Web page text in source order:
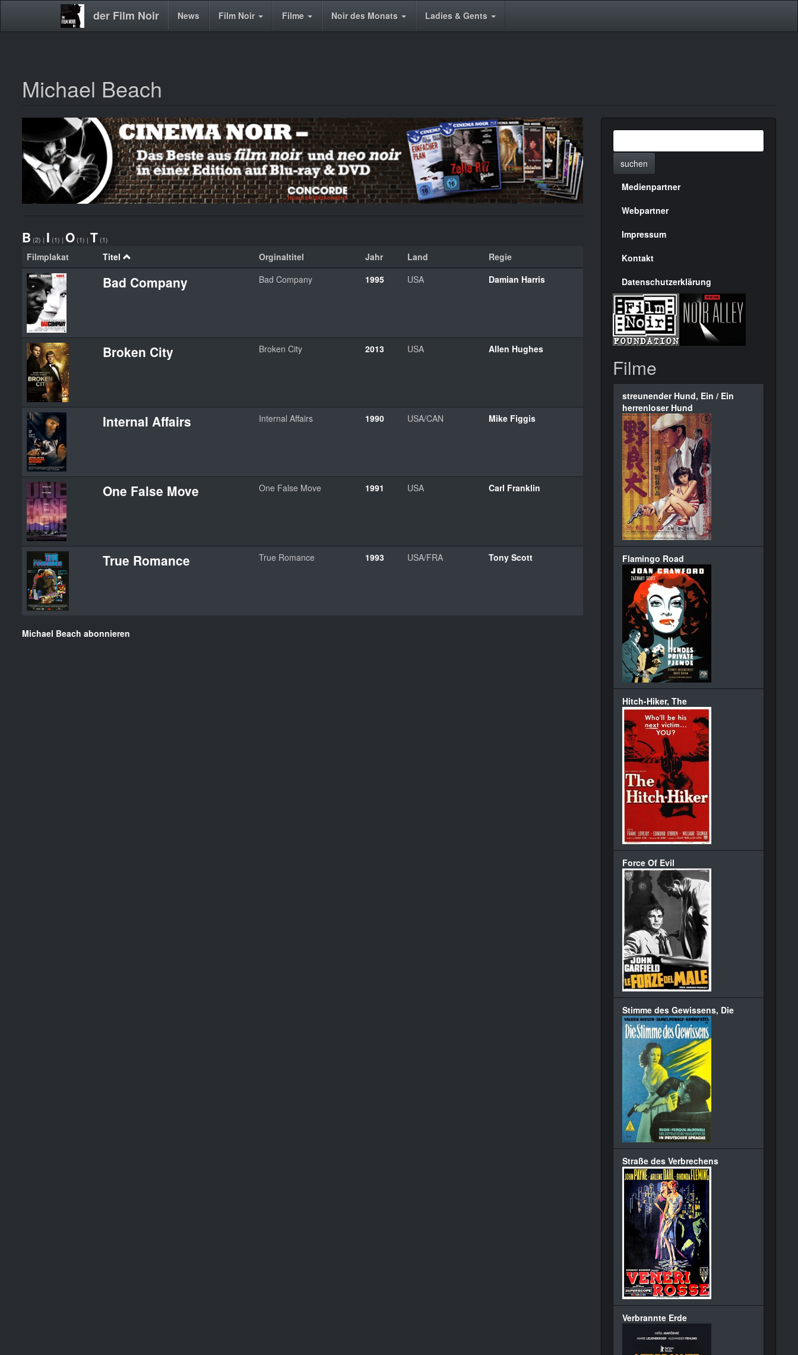
Direkt
der Film Noir
Main News Film Noir Filme Noir des Monats Ladies & Gents
Michael Beach
B (2) | I (1) | O (1) | T (1)
Filmplakat Titel Orginaltitel Jahr Land Regie
Bad Company Bad Company 1995 USA Damian Harris
Broken City Broken City 2013 USA Allen Hughes
Internal Affairs Internal Affairs 1990 USA/CAN Mike Figgis
One False Move One False Move 1991 USA Carl Franklin
True Romance True Romance 1993 USA/FRA Tony Scott
Michael Beach abonnieren
suchen
Menülinks
rechte
Seite
Medienpartner
Webpartner
Impressum
Kontakt
Datenschutzerklärung
Filme
streunender Hund, Ein / Ein
herrenloser Hund
Flamingo Road
Hitch-Hiker, The
Force Of Evil
Stimme des Gewissens, Die
Straße des Verbrechens
Verbrannte Erde